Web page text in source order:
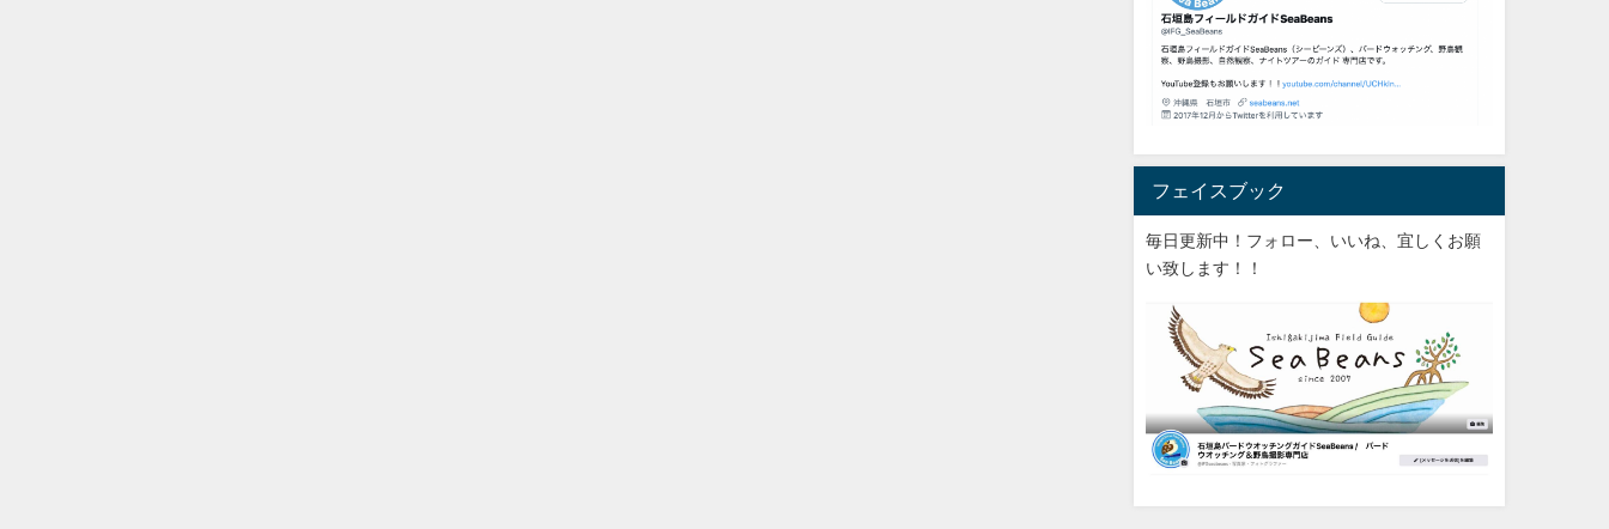
フェイスブック
毎日更新中！フォロー、いいね、宜しくお願
い致します！！